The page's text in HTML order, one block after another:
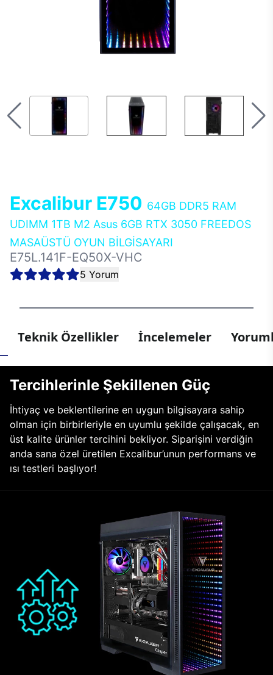
Excalibur E750 64GB DDR5 RAM
UDIMM 1TB M2 Asus 6GB RTX 3050 FREEDOS
MASAÜSTÜ OYUN BİLGİSAYARI
E75L.141F-EQ50X-VHC
5 Yorum
Teknik Özellikler İncelemeler
Tercihlerinle Şekillenen Güç
İhtiyaç ve beklentilerine en uygun bilgisayara sahip
olman için birbirleriyle en uyumlu şekilde çalışacak, en
üst kalite ürünler tercihini bekliyor. Siparişini verdiğin
anda sana özel üretilen Excalibur’unun performans ve
ısı testleri başlıyor!